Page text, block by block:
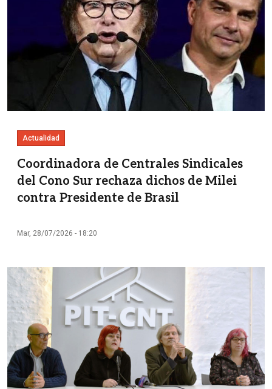
Actualidad
Coordinadora de Centrales Sindicales
del Cono Sur rechaza dichos de Milei
contra Presidente de Brasil
Mar, 28/07/2026 - 18:20
Imagen